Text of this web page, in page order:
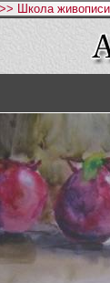
>> Школа